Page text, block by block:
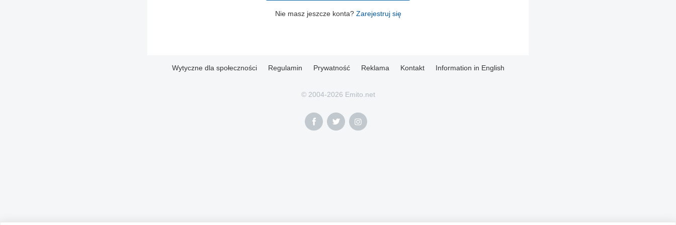
Nie masz jeszcze konta? Zarejestruj się
Wytyczne dla społeczności Regulamin Prywatność Reklama Kontakt Information in English
© 2004-2026 Emito.net